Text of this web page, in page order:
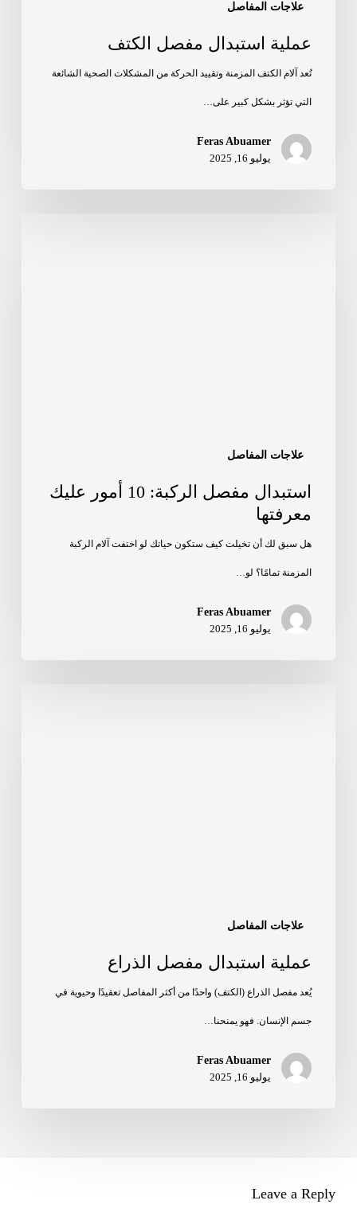
علاجات المفاصل
عملية استبدال مفصل الكتف
تُعد آلام الكتف المزمنة وتقييد الحركة من المشكلات الصحية الشائعة
التي تؤثر بشكل كبير على…
Feras Abuamer
يوليو 16, 2025
علاجات المفاصل
استبدال مفصل الركبة: 10 أمور عليك
معرفتها
هل سبق لك أن تخيلت كيف ستكون حياتك لو اختفت آلام الركبة
المزمنة تمامًا؟ لو…
Feras Abuamer
يوليو 16, 2025
علاجات المفاصل
عملية استبدال مفصل الذراع
يُعد مفصل الذراع (الكتف) واحدًا من أكثر المفاصل تعقيدًا وحيوية في
جسم الإنسان. فهو يمنحنا…
Feras Abuamer
يوليو 16, 2025
Leave a Reply